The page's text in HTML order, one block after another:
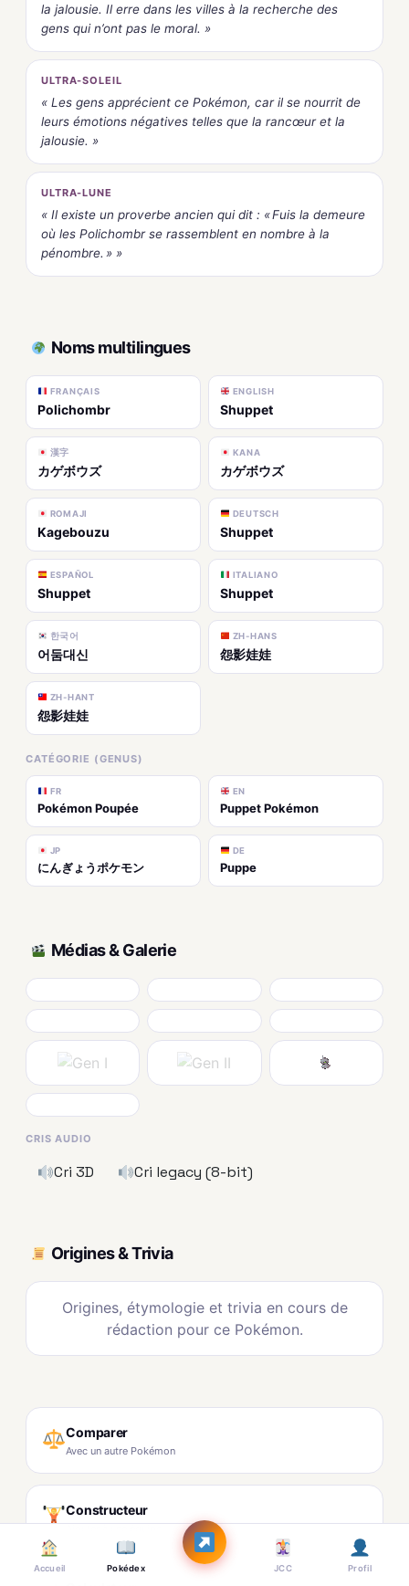
la jalousie. Il erre dans les villes à la recherche des
gens qui n’ont pas le moral. »
ULTRA-SOLEIL
« Les gens apprécient ce Pokémon, car il se nourrit de
leurs émotions négatives telles que la rancœur et la
jalousie. »
ULTRA-LUNE
« Il existe un proverbe ancien qui dit : « Fuis la demeure
où les Polichombr se rassemblent en nombre à la
pénombre. » »
Noms multilingues
FRANÇAIS
Polichombr
ENGLISH
Shuppet
漢字
カゲボウズ
KANA
カゲボウズ
ROMAJI
Kagebouzu
DEUTSCH
Shuppet
ESPAÑOL
Shuppet
ITALIANO
Shuppet
한국어
어둠대신
ZH-HANS
怨影娃娃
ZH-HANT
怨影娃娃
CATÉGORIE (GENUS)
FR
Pokémon Poupée
EN
Puppet Pokémon
JP
にんぎょうポケモン
DE
Puppe
Médias & Galerie
CRIS AUDIO
Cri 3D Cri legacy (8-bit)
Origines & Trivia
Origines, étymologie et trivia en cours de
rédaction pour ce Pokémon.
Comparer
Avec un autre Pokémon
Constructeur
Ajouter à une équipe
Accueil Pokédex JCC Profil